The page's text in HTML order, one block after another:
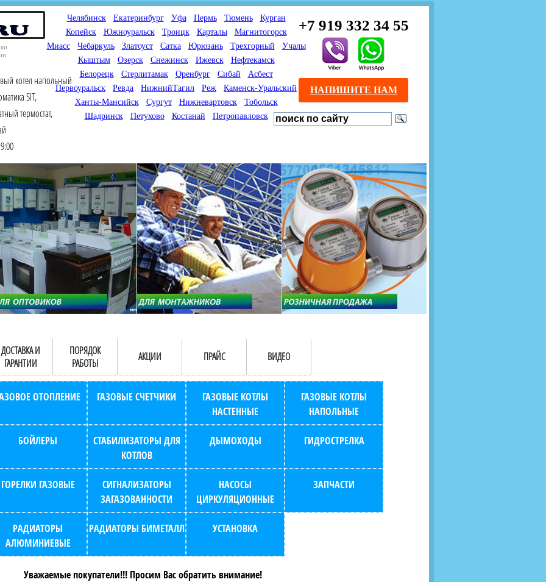
+7 919 332 34 55
Челябинск Екатеринбург Уфа Пермь Тюмень
Курган
Копейск
Южноуральск Троицк Карталы
Магнитогорск
Миасс
Чебаркуль Златоуст Сатка Юрюзань Трехгорный
Учалы
Кыштым
Озерск Снежинск Ижевск
Нефтекамск
Белорецк
Стерлитамак Оренбург Сибай
Асбест
Первоуральск
Ревда НижнийТагил Реж
Каменск-Уральский
Ханты-Мансийск
Сургут Нижневартовск
Тобольск
Шадринск
Петухово Костанай Петропавловск
котел напольный
SIT,
термостат,
НАПИШИТЕ НАМ
продаем газовые котлы
отопления,
счетчики
с доставкой по городам
и Казахстана
Мы специализируемся на
снабжении магазинов
газового оборудования.
Предлагаем полный
ассортимент товара для
открытия магазина газового
оборудования в Вашем
городе. Мы знаем что будет
продаваться.
Предлагаем взаимовыгодное
сотрудничество
монтажникам газового
оборудования. Если Вы
занимаетесь установкой
газового оборудования, мы
предлагаем Вам оптовые
цены и документарное
сопровождение Ваших
продаж (берем всю
бухгалтерию "на себя")
ДОСТАВКА И
ГАРАНТИИ
ПОРЯДОК
РАБОТЫ
АКЦИИ ПРАЙС ВИДЕО
ОТОПЛЕНИЕ ГАЗОВЫЕ СЧЕТЧИКИ
ГАЗОВЫЕ КОТЛЫ
НАСТЕННЫЕ
ГАЗОВЫЕ КОТЛЫ
НАПОЛЬНЫЕ
БОЙЛЕРЫ
СТАБИЛИЗАТОРЫ ДЛЯ
КОТЛОВ
ДЫМОХОДЫ ГИДРОСТРЕЛКА
ГОРЕЛКИ ГАЗОВЫЕ
СИГНАЛИЗАТОРЫ
ЗАГАЗОВАННОСТИ
НАСОСЫ
ЦИРКУЛЯЦИОННЫЕ
ЗАПЧАСТИ
РАДИАТОРЫ
АЛЮМИНИЕВЫЕ
РАДИАТОРЫ БИМЕТАЛЛ УСТАНОВКА
Уважаемые покупатели!!! Просим Вас обратить внимание!